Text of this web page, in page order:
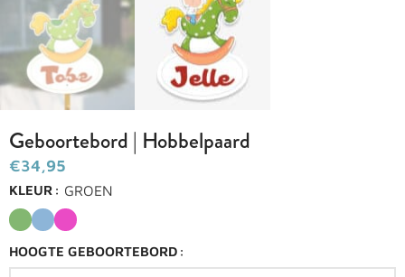
Geboortebord | Hobbelpaard
€
KLEUR GROEN
HOOGTE GEBOORTEBORD